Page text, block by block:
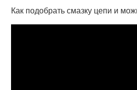
Как подобрать смазку цепи и